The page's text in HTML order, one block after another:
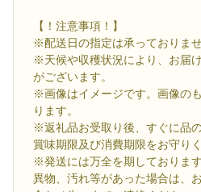
【！注意事項！】
※配送日の指定は承っておりませ
※天候や収穫状況により、お届
がございます。
※画像はイメージです。画像の
ります。
※返礼品お受取り後、すぐに品
賞味期限及び消費期限をお守りく
※発送には万全を期しておりま
異物、汚れ等があった場合は、